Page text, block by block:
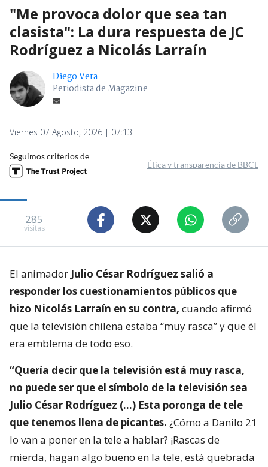
"Me provoca dolor que sea tan
clasista": La dura respuesta de JC
Rodríguez a Nicolás Larraín
Diego Vera
Periodista de Magazine
Viernes 07 Agosto, 2026 | 07:13
Seguimos criterios de
Ética y transparencia de BBCL
285
visitas
El animador Julio César Rodríguez salió a
responder los cuestionamientos públicos que
hizo Nicolás Larraín en su contra, cuando afirmó
que la televisión chilena estaba “muy rasca” y que él
era emblema de todo eso.
“Quería decir que la televisión está muy rasca,
no puede ser que el símbolo de la televisión sea
Julio César Rodríguez (…) Esta poronga de tele
que tenemos llena de picantes. ¿Cómo a Danilo 21
lo van a poner en la tele a hablar? ¡Rascas de
mierda, hagan algo bueno en la tele, está quebrada